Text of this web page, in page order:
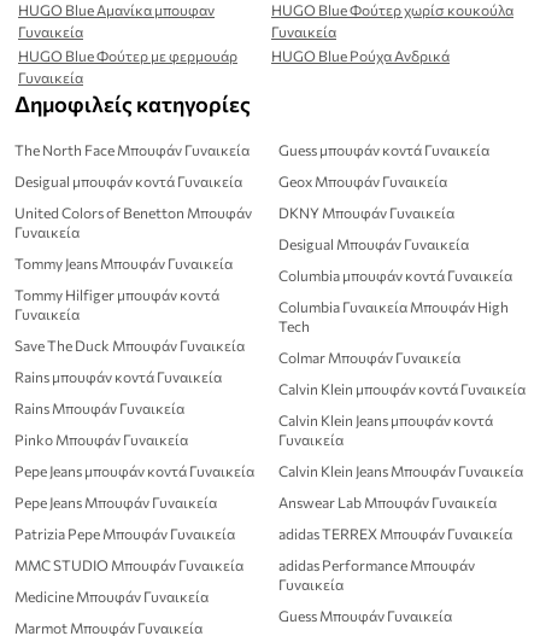
HUGO Blue Αμανίκα μπουφαν
Γυναικεία
HUGO Blue Φούτερ χωρίσ κουκούλα
Γυναικεία
HUGO Blue Φούτερ με φερμουάρ
Γυναικεία
HUGO Blue Ρούχα Ανδρικά
Δημοφιλείς κατηγορίες
The North Face Μπουφάν Γυναικεία
Desigual μπουφάν κοντά Γυναικεία
United Colors of Benetton Μπουφάν
Γυναικεία
Tommy Jeans Μπουφάν Γυναικεία
Tommy Hilfiger μπουφάν κοντά
Γυναικεία
Save The Duck Μπουφάν Γυναικεία
Rains μπουφάν κοντά Γυναικεία
Rains Μπουφάν Γυναικεία
Pinko Μπουφάν Γυναικεία
Pepe Jeans μπουφάν κοντά Γυναικεία
Pepe Jeans Μπουφάν Γυναικεία
Patrizia Pepe Μπουφάν Γυναικεία
MMC STUDIO Μπουφάν Γυναικεία
Medicine Μπουφάν Γυναικεία
Marmot Μπουφάν Γυναικεία
Guess μπουφάν κοντά Γυναικεία
Geox Μπουφάν Γυναικεία
DKNY Μπουφάν Γυναικεία
Desigual Μπουφάν Γυναικεία
Columbia μπουφάν κοντά Γυναικεία
Columbia Γυναικεία Μπουφάν High
Tech
Colmar Μπουφάν Γυναικεία
Calvin Klein μπουφάν κοντά Γυναικεία
Calvin Klein Jeans μπουφάν κοντά
Γυναικεία
Calvin Klein Jeans Μπουφάν Γυναικεία
Answear Lab Μπουφάν Γυναικεία
adidas TERREX Μπουφάν Γυναικεία
adidas Performance Μπουφάν
Γυναικεία
Guess Μπουφάν Γυναικεία